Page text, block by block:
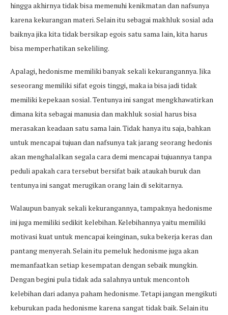
hingga akhirnya tidak bisa memenuhi kenikmatan dan nafsunya
karena kekurangan materi. Selain itu sebagai makhluk sosial ada
baiknya jika kita tidak bersikap egois satu sama lain, kita harus
bisa memperhatikan sekeliling.
Apalagi, hedonisme memiliki banyak sekali kekurangannya. Jika
seseorang memiliki sifat egois tinggi, maka ia bisa jadi tidak
memiliki kepekaan sosial. Tentunya ini sangat mengkhawatirkan
dimana kita sebagai manusia dan makhluk sosial harus bisa
merasakan keadaan satu sama lain. Tidak hanya itu saja, bahkan
untuk mencapai tujuan dan nafsunya tak jarang seorang hedonis
akan menghalalkan segala cara demi mencapai tujuannya tanpa
peduli apakah cara tersebut bersifat baik ataukah buruk dan
tentunya ini sangat merugikan orang lain di sekitarnya.
Walaupun banyak sekali kekurangannya, tampaknya hedonisme
ini juga memiliki sedikit kelebihan. Kelebihannya yaitu memiliki
motivasi kuat untuk mencapai keinginan, suka bekerja keras dan
pantang menyerah. Selain itu pemeluk hedonisme juga akan
memanfaatkan setiap kesempatan dengan sebaik mungkin.
Dengan begini pula tidak ada salahnya untuk mencontoh
kelebihan dari adanya paham hedonisme. Tetapi jangan mengikuti
keburukan pada hedonisme karena sangat tidak baik. Selain itu